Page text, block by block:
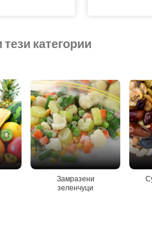
категории
Замразени
зеленчуци